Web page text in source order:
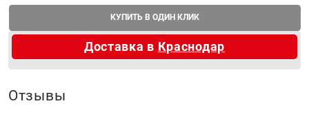
КУПИТЬ В ОДИН КЛИК
Доставка в Краснодар
Отзывы